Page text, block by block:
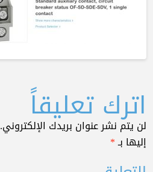
اترك تعليقاً
لن يتم نشر عنوان بريدك الإلكتروني.
إليها بـ*